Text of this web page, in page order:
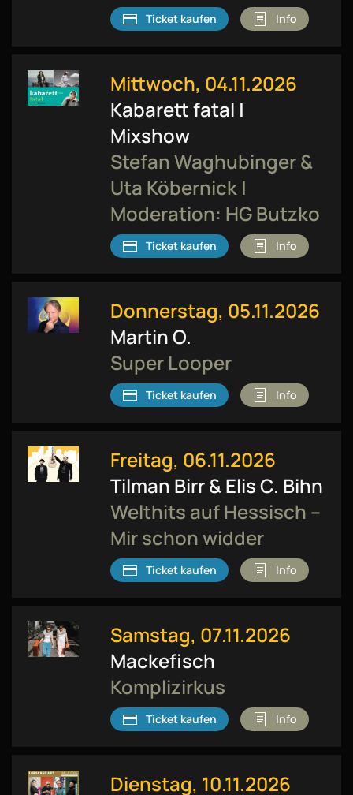
Ticket kaufen Info
Mittwoch, 04.11.2026
Kabarett fatal |
Mixshow
Stefan Waghubinger &
Uta Köbernick |
Moderation: HG Butzko
Ticket kaufen Info
Donnerstag, 05.11.2026
Martin O.
Super Looper
Ticket kaufen Info
Freitag, 06.11.2026
Tilman Birr & Elis C. Bihn
Welthits auf Hessisch –
Mir schon widder
Ticket kaufen Info
Samstag, 07.11.2026
Mackefisch
Komplizirkus
Ticket kaufen Info
Dienstag, 10.11.2026